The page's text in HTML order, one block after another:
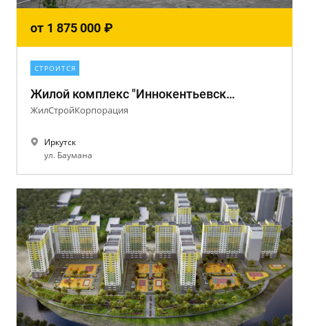
от 1 875 000 ₽
СТРОИТСЯ
Жилой комплекс "Иннокентьевская слобода"
ЖилСтройКорпорация
Иркутск
ул. Баумана